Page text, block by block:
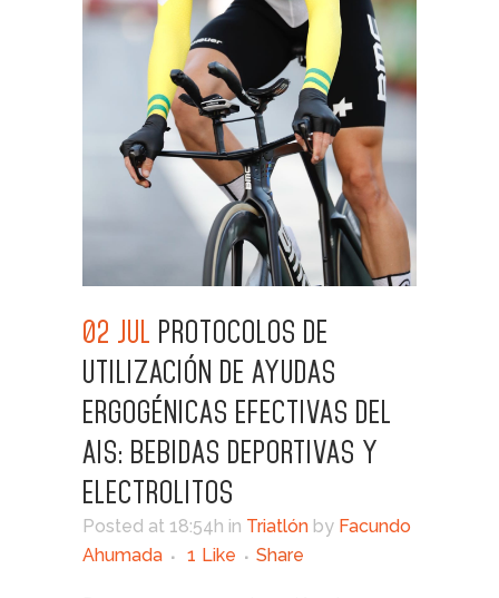
02 JUL
PROTOCOLOS DE
UTILIZACIÓN DE AYUDAS
ERGOGÉNICAS EFECTIVAS DEL
AIS: BEBIDAS DEPORTIVAS Y
ELECTROLITOS
Posted at 18:54h in Triatlón by Facundo
Ahumada
1 Like Share